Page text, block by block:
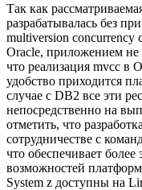
Так как
разрабатывалась без
multiversion
Oracle, приложением не
что реализация mvcc в
удобство приходится
случае с DB2 все эти
непосредственно на
отметить, что
сотрудничестве с
что обеспечивает
возможностей
System z доступны на